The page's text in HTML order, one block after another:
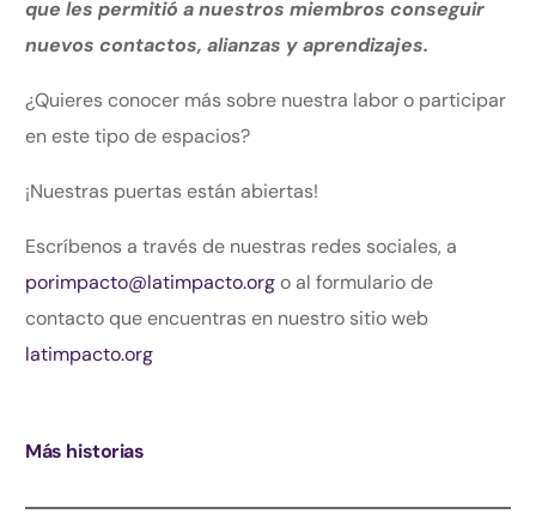
que les permitió a nuestros miembros conseguir
nuevos contactos, alianzas y aprendizajes.
¿Quieres conocer más sobre nuestra labor o participar
en este tipo de espacios?
¡Nuestras puertas están abiertas!
Escríbenos a través de nuestras redes sociales, a
porimpacto@latimpacto.orgo al formulario de
contacto que encuentras en nuestro sitio web
latimpacto.org
Más historias